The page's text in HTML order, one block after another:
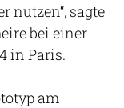
nutzen“, sagte
bei einer
in Paris.
am